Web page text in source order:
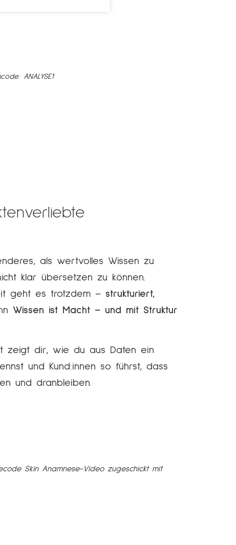
ANALYSE1
als wertvolles Wissen zu
klar übersetzen zu können.
geht es trotzdem – strukturiert,
Wissen ist Macht – und mit Struktur
zeigt dir, wie du aus Daten ein
und Kund:innen so führst, dass
und dranbleiben.
Skin Anamnese-Video zugeschickt mit